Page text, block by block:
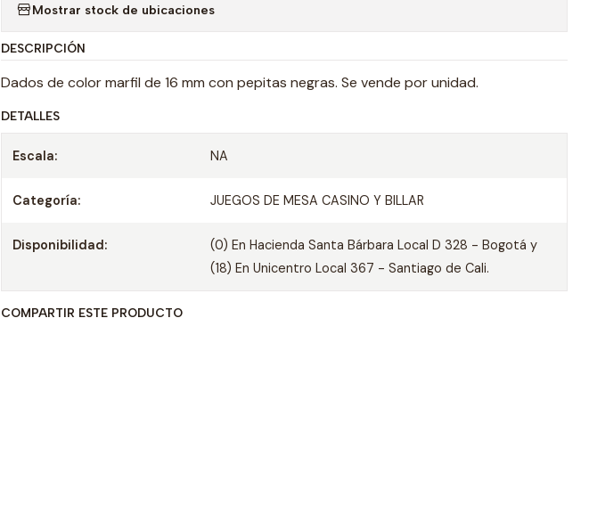
Mostrar stock de ubicaciones
DESCRIPCIÓN
Dados de color marfil de 16 mm con pepitas negras. Se vende por unidad.
DETALLES
Escala: NA
Categoría: JUEGOS DE MESA CASINO Y BILLAR
Disponibilidad:
(0) En Hacienda Santa Bárbara Local D 328 - Bogotá y
(18) En Unicentro Local 367 - Santiago de Cali.
COMPARTIR ESTE PRODUCTO